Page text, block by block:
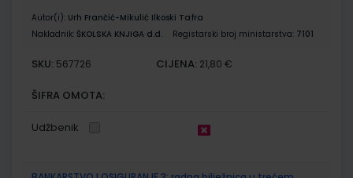
Autor(i): Urh Frančić-Mikulić Ilkoski Tafra
Nakladnik: ŠKOLSKA KNJIGA d.d. Registarski broj ministarstva: 7101
SKU: 567726 CIJENA: 21,80 €
ŠIFRA OMOTA:
Udžbenik